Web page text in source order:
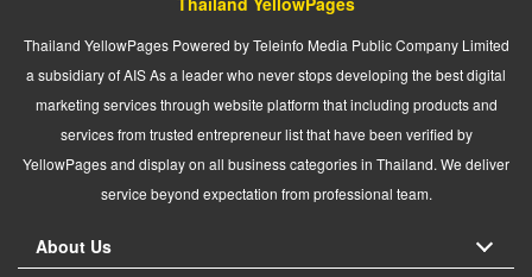
Thailand YellowPages Powered by Teleinfo Media Public Company Limited
a subsidiary of AIS As a leader who never stops developing the best digital
marketing services through website platform that including products and
services from trusted entrepreneur list that have been verified by
YellowPages and display on all business categories in Thailand. We deliver
service beyond expectation from professional team.
About Us